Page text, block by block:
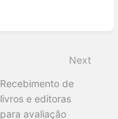
Next
Recebimento de
livros e editoras
para avaliação